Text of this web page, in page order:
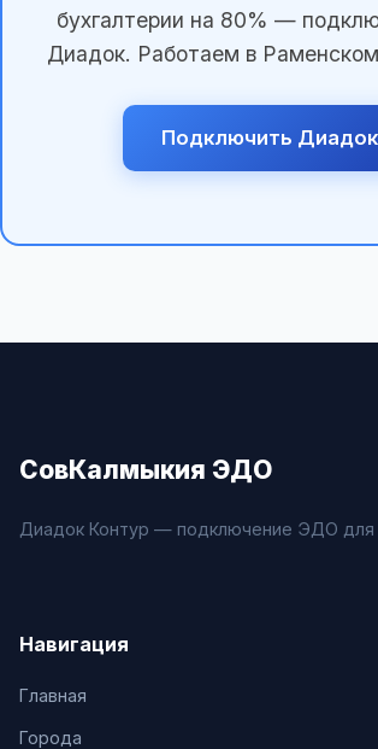
бухгалтерии на 80% —
Диадок. Работаем в
Подключить Диадок
СовКалмыкия ЭДО
Диадок Контур — подключение ЭДО для
Навигация
Главная
Города